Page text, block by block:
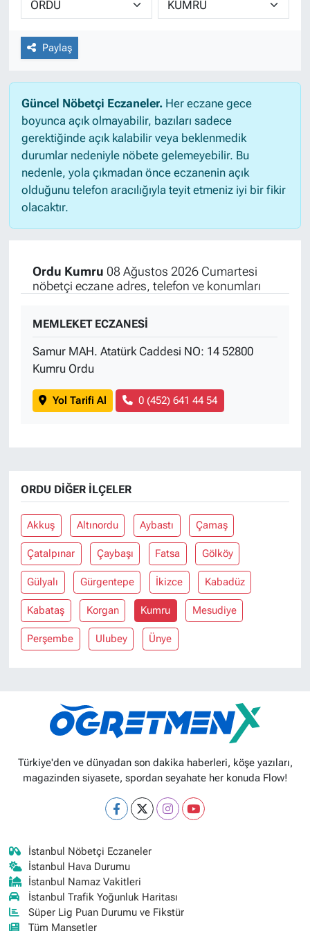
Paylaş
Güncel Nöbetçi Eczaneler.Her eczane gece
boyunca açık olmayabilir, bazıları sadece
gerektiğinde açık kalabilir veya beklenmedik
durumlar nedeniyle nöbete gelemeyebilir. Bu
nedenle, yola çıkmadan önce eczanenin açık
olduğunu telefon aracılığıyla teyit etmeniz iyi bir fikir
olacaktır.
Ordu Kumru 08 Ağustos 2026 Cumartesi
nöbetçi eczane adres, telefon ve konumları
MEMLEKET ECZANESİ
Samur MAH. Atatürk Caddesi NO: 14 52800
Kumru Ordu
Yol Tarifi Al 0 (452) 641 44 54
ORDU DIĞER İLÇELER
Akkuş Altınordu Aybastı Çamaş
Çatalpınar Çaybaşı Fatsa Gölköy
Gülyalı Gürgentepe İkizce Kabadüz
Kabataş Korgan Kumru Mesudiye
Perşembe Ulubey Ünye
Türkiye'den ve dünyadan son dakika haberleri, köşe yazıları,
magazinden siyasete, spordan seyahate her konuda Flow!
İstanbul Nöbetçi Eczaneler
İstanbul Hava Durumu
İstanbul Namaz Vakitleri
İstanbul Trafik Yoğunluk Haritası
Süper Lig Puan Durumu ve Fikstür
Tüm Manşetler